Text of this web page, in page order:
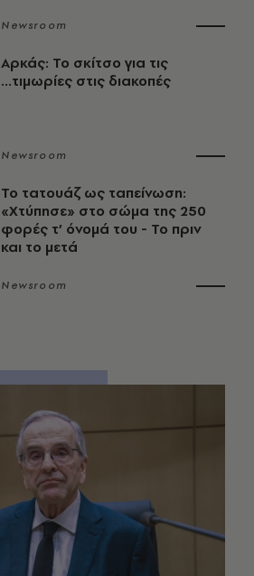
Newsroom
Αρκάς: Το σκίτσο για τις
...τιμωρίες στις διακοπές
Newsroom
Το τατουάζ ως ταπείνωση:
«Χτύπησε» στο σώμα της 250
φορές τ’ όνομά του - Το πριν
και το μετά
Newsroom